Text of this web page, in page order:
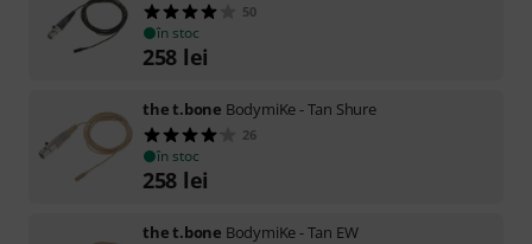
50
în stoc
258 lei
the t.bone BodymiKe - Tan Shure
26
în stoc
258 lei
the t.bone BodymiKe - Tan EW